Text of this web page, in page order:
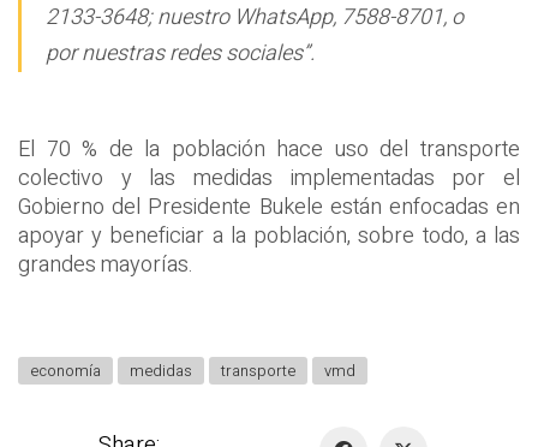
2133-3648; nuestro WhatsApp, 7588-8701, o
por nuestras redes sociales”.
El 70 % de la población hace uso del transporte
colectivo y las medidas implementadas por el
Gobierno del Presidente Bukele están enfocadas en
apoyar y beneficiar a la población, sobre todo, a las
grandes mayorías.
economía medidas transporte vmd